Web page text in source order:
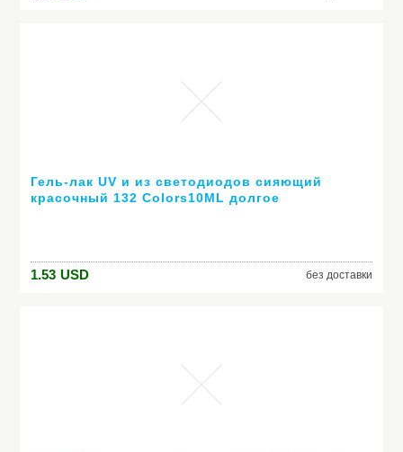
Гель-лак UV и из светодиодов сияющий
красочный 132 Colors10ML долгое
1.53 USD без доставки